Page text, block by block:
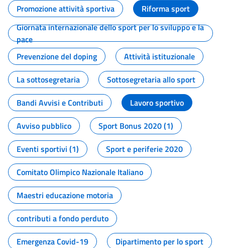
Promozione attività sportiva
Riforma sport
Giornata internazionale dello sport per lo sviluppo e la
pace
Prevenzione del doping
Attività istituzionale
La sottosegretaria
Sottosegretaria allo sport
Bandi Avvisi e Contributi
Lavoro sportivo
Avviso pubblico
Sport Bonus 2020 (1)
Eventi sportivi (1)
Sport e periferie 2020
Comitato Olimpico Nazionale Italiano
Maestri educazione motoria
contributi a fondo perduto
Emergenza Covid-19
Dipartimento per lo sport